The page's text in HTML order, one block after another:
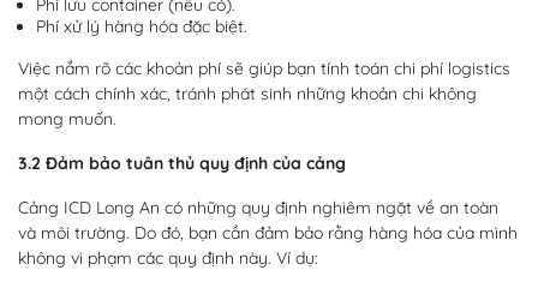
Phí lưu container (nếu có).
Phí xử lý hàng hóa đặc biệt.
Việc nắm rõ các khoản phí sẽ giúp bạn tính toán chi phí logistics
một cách chính xác, tránh phát sinh những khoản chi không
mong muốn.
3.2 Đảm bảo tuân thủ quy định của cảng
Cảng ICD Long An có những quy định nghiêm ngặt về an toàn
và môi trường. Do đó, bạn cần đảm bảo rằng hàng hóa của mình
không vi phạm các quy định này. Ví dụ: